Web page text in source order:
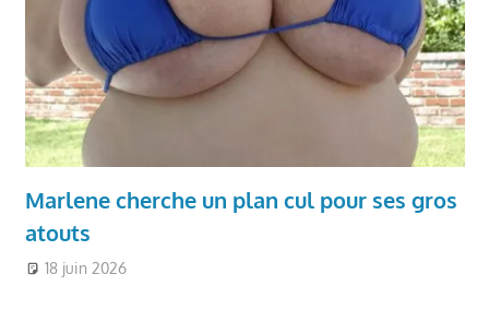
Marlene cherche un plan cul pour ses gros
atouts
18 juin 2026